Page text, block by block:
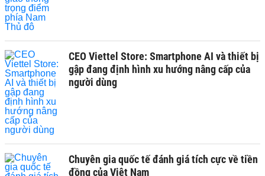
CEO Viettel Store: Smartphone AI và thiết bị
gập đang định hình xu hướng nâng cấp của
người dùng
Chuyên gia quốc tế đánh giá tích cực về tiền
đồng của Việt Nam